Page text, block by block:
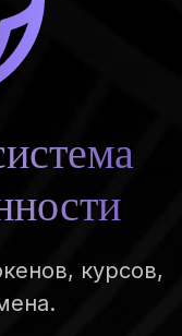
курсов,